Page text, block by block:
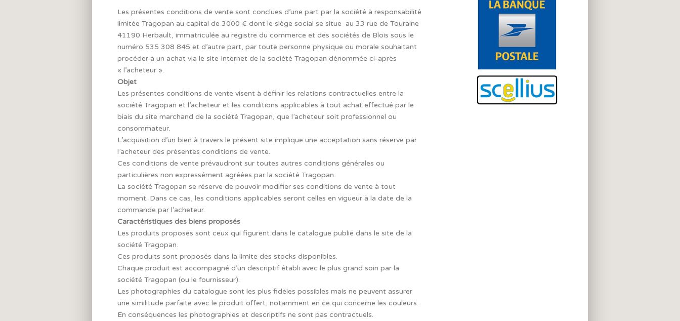
Les présentes conditions de vente sont conclues d’une part par la société à responsabilité
limitée Tragopan au capital de 3000 € dont le siège social se situe au 33 rue de Touraine
41190 Herbault, immatriculée au registre du commerce et des sociétés de Blois sous le
numéro 535 308 845 et d’autre part, par toute personne physique ou morale souhaitant
procéder à un achat via le site Internet de la société Tragopan dénommée ci-après
« l’acheteur ».
Objet
Les présentes conditions de vente visent à définir les relations contractuelles entre la
société Tragopan et l’acheteur et les conditions applicables à tout achat effectué par le
biais du site marchand de la société Tragopan, que l’acheteur soit professionnel ou
consommateur.
L’acquisition d’un bien à travers le présent site implique une acceptation sans réserve par
l’acheteur des présentes conditions de vente.
Ces conditions de vente prévaudront sur toutes autres conditions générales ou
particulières non expressément agréées par la société Tragopan.
La société Tragopan se réserve de pouvoir modifier ses conditions de vente à tout
moment. Dans ce cas, les conditions applicables seront celles en vigueur à la date de la
commande par l’acheteur.
Caractéristiques des biens proposés
Les produits proposés sont ceux qui figurent dans le catalogue publié dans le site de la
société Tragopan.
Ces produits sont proposés dans la limite des stocks disponibles.
Chaque produit est accompagné d’un descriptif établi avec le plus grand soin par la
société Tragopan (ou le fournisseur).
Les photographies du catalogue sont les plus fidèles possibles mais ne peuvent assurer
une similitude parfaite avec le produit offert, notamment en ce qui concerne les couleurs.
En conséquences les photographies et descriptifs ne sont pas contractuels.